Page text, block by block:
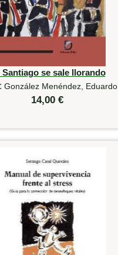
Santiago se sale llorando
González Menéndez, Eduardo
14,00 €